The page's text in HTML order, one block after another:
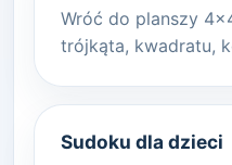
Wróć do planszy
trójkąta, kwadratu,
Sudoku dla dzieci